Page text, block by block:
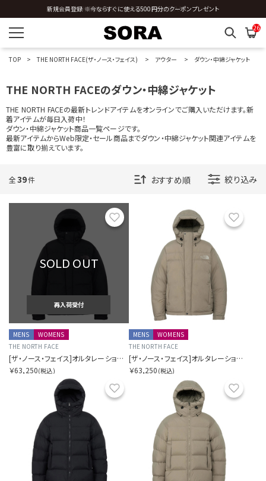
全国送料0円 ※3,980円以上のご購入時
26
TOP THE NORTH FACE(ザ・ノース・フェイス) アウター ダウン・中綿ジャケット
THE NORTH FACEのダウン・中綿ジャケット
THE NORTH FACEの最新トレンドアイテムをオンラインでご購入いただけます。新
着アイテムが毎日入荷中！
ダウン・中綿ジャケット商品一覧ページです。
最新アイテムからWeb限定・セール商品までダウン・中綿ジャケット関連アイテムを
豊富に取り揃えています。
全39件 絞り込み
お気に入り
SOLD OUT
再入荷受付
MENS
WOMENS
THE NORTH FACE
[ザ・ノース・フェイス]オルタレーションバフズジャケット
￥63,250(税込)
MENS
WOMENS
THE NORTH FACE
[ザ・ノース・フェイス]オルタレーションバフズジャケット
￥63,250 (税込)
お気に入り